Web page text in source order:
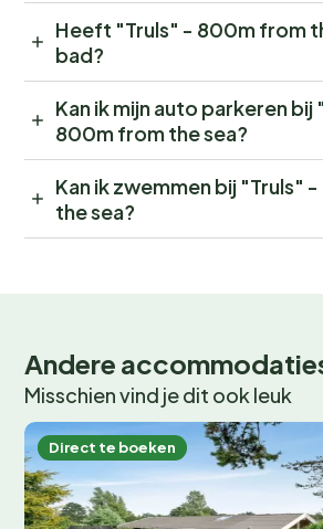
Heeft "Truls" - 800m from
bad?
Kan ik mijn auto parkeren bij
800m from the sea?
Kan ik zwemmen bij "Truls"
the sea?
Andere
Misschien vind je dit ook leuk
Direct te boeken